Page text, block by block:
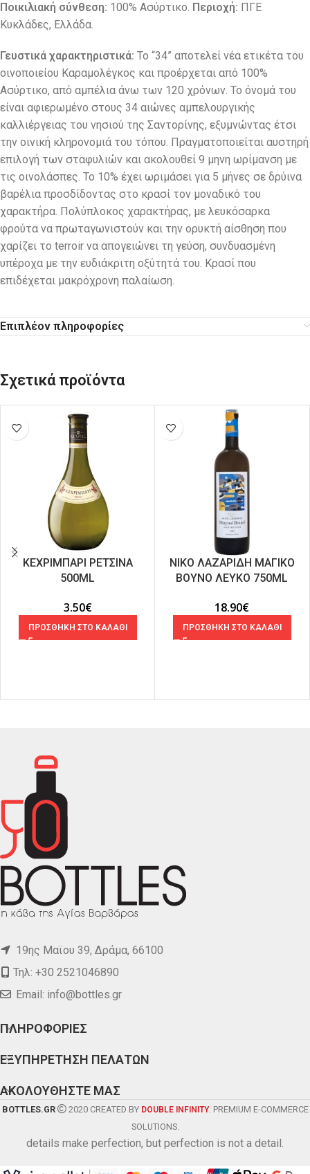
Ποικιλιακή σύνθεση: 100% Ασύρτικο. Περιοχή: ΠΓΕ
Κυκλάδες, Ελλάδα.
Γευστικά χαρακτηριστικά: Το “34” αποτελεί νέα ετικέτα του
οινοποιείου Καραμολέγκος και προέρχεται από 100%
Ασύρτικο, από αμπέλια άνω των 120 χρόνων. Το όνομά του
είναι αφιερωμένο στους 34 αιώνες αμπελουργικής
καλλιέργειας του νησιού της Σαντορίνης, εξυμνώντας έτσι
την οινική κληρονομιά του τόπου. Πραγματοποιείται αυστηρή
επιλογή των σταφυλιών και ακολουθεί 9 μηνη ωρίμανση με
τις οινολάσπες. Το 10% έχει ωριμάσει για 5 μήνες σε δρύινα
βαρέλια προσδίδοντας στο κρασί τον μοναδικό του
χαρακτήρα. Πολύπλοκος χαρακτήρας, με λευκόσαρκα
φρούτα να πρωταγωνιστούν και την ορυκτή αίσθηση που
χαρίζει το terroir να απογειώνει τη γεύση, συνδυασμένη
υπέροχα με την ευδιάκριτη οξύτητά του. Κρασί που
επιδέχεται μακρόχρονη παλαίωση.
Επιπλέον πληροφορίες
Σχετικά προϊόντα
ΚΕΧΡΙΜΠΑΡΙ ΡΕΤΣΙΝΑ
500ML
3.50€
ΠΡΟΣΘΗΚΗ ΣΤΟ ΚΑΛΑΘΙ
ΝΙΚΟ ΛΑΖΑΡΙΔΗ ΜΑΓΙΚΟ
ΒΟΥΝΟ ΛΕΥΚΟ 750ML
18.90€
ΠΡΟΣΘΗΚΗ ΣΤΟ ΚΑΛΑΘΙ
19ης Μαϊου 39, Δράμα, 66100
Τηλ: +30 2521046890
Email: info@bottles.gr
ΠΛΗΡΟΦΟΡΙΕΣ
ΕΞΥΠΗΡΕΤΗΣΗ ΠΕΛΑΤΩΝ
ΑΚΟΛΟΥΘΗΣΤΕ ΜΑΣ
BOTTLES.GR 2020 CREATED BY DOUBLE INFINITY. PREMIUM E-COMMERCE
SOLUTIONS.
details make perfection, but perfection is not a detail.